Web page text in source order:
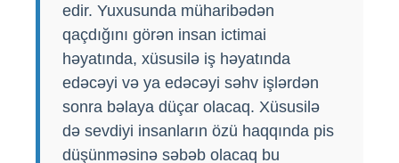
edir. Yuxusunda müharibədən
qaçdığını görən insan ictimai
həyatında, xüsusilə iş həyatında
edəcəyi və ya edəcəyi səhv işlərdən
sonra bəlaya düçar olacaq. Xüsusilə
də sevdiyi insanların özü haqqında pis
düşünməsinə səbəb olacaq bu